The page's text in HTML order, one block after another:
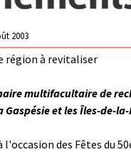
2003
région à revitaliser
multifacultaire de
et les Îles-de-
des Fêtes du